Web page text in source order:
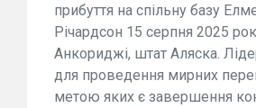
прибуття на спільну базу
Річардсон 15 серпня 2025
Анкориджі, штат Аляска.
для проведення мирних
метою яких є завершення